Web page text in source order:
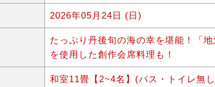
2026年05月24日 (日)
たっぷり丹後旬の海の幸を堪能！「
を使用した創作会席料理も！
和室11畳【2~4名】(バス・トイレ無